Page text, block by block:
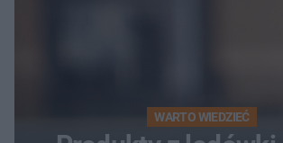
WARTO WIEDZIEĆ